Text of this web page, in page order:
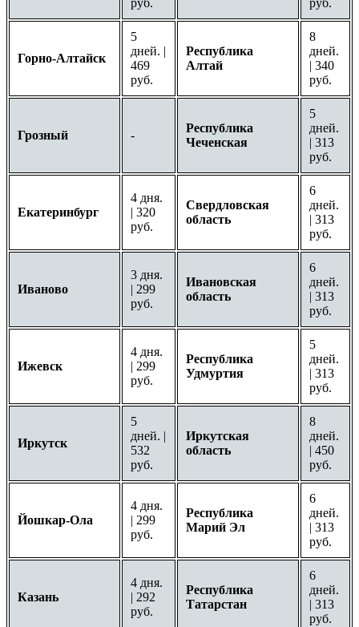
руб. руб.
Горно-Алтайск
5
дней. |
469
руб.
Республика
Алтай
8
дней.
| 340
руб.
Грозный -
Республика
Чеченская
5
дней.
| 313
руб.
Екатеринбург
4 дня.
| 320
руб.
Свердловская
область
6
дней.
| 313
руб.
Иваново
3 дня.
| 299
руб.
Ивановская
область
6
дней.
| 313
руб.
Ижевск
4 дня.
| 299
руб.
Республика
Удмуртия
5
дней.
| 313
руб.
Иркутск
5
дней. |
532
руб.
Иркутская
область
8
дней.
| 450
руб.
Йошкар-Ола
4 дня.
| 299
руб.
Республика
Марий Эл
6
дней.
| 313
руб.
Казань
4 дня.
| 292
руб.
Республика
Татарстан
6
дней.
| 313
руб.